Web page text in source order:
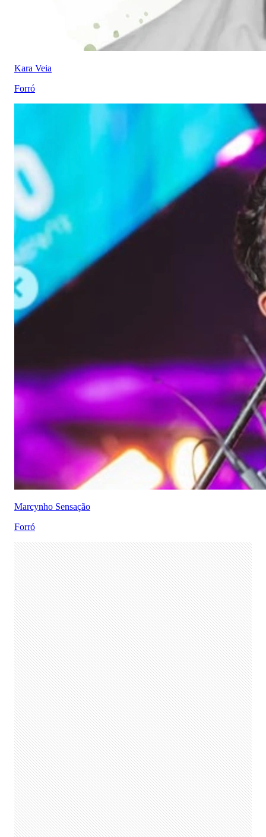
Kara Veia
Forró
Marcynho Sensação
Forró